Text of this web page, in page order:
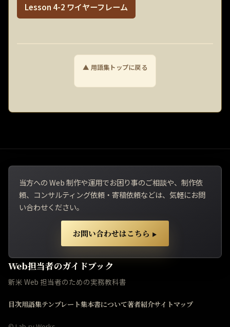
Lesson 4-2 ワイヤーフレーム
▲ 用語集トップに戻る
Web担当者のガイドブック
新米 Web 担当者のための実務教科書
目次用語集テンプレート集本書について著者紹介サイトマップ
当方への Web 制作や運用でお困り事のご相談や、制作依
頼、コンサルティング依頼・寄稿依頼などは、気軽にお問
い合わせください。
お問い合わせはこちら ▶